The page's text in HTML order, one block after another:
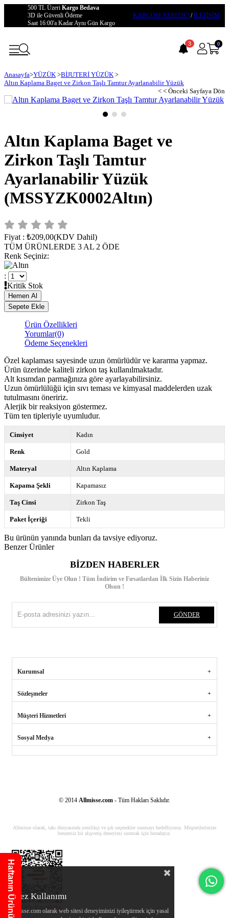
500 TL Üzeri Kargo Bedava
3D ile Güvenli Ödeme
Saat 16:00'a Kadar Aynı Gün Kargo
KARGOM NEREDE? /İLETİŞİM
3 0
Anasayfa>YÜZÜK >BİJUTERİ YÜZÜK >
Altın Kaplama Baget ve Zirkon Taşlı Tamtur Ayarlanabilir Yüzük
< < Önceki Sayfaya Dön
Altın Kaplama Baget ve
Zirkon Taşlı Tamtur
Ayarlanabilir Yüzük
(MSSYZK0002Altın)
Fiyat : ₺209,00(KDV Dahil)
TÜM ÜRÜNLERDE 3 AL 2 ÖDE
Renk Seçiniz:
:
Kritik Stok
Ürün Özellikleri
Yorumlar(0)
Ödeme Seçenekleri
Özel kaplaması sayesinde uzun ömürlüdür ve kararma yapmaz.
Ürün üzerinde kaliteli zirkon taş kullanılmaktadır.
Alt kısımdan parmağınıza göre ayarlayabilirsiniz.
Uzun ömürlülüğü için sıvı teması ve kimyasal maddelerden uzak
tutulmasını öneririz.
Alerjik bir reaksiyon göstermez.
Tüm ten tipleriyle uyumludur.
Cinsiyet Kadın
Renk Gold
Materyal Altın Kaplama
Kapama Şekli Kapamasız
Taş Cinsi Zirkon Taş
Paket İçeriği Tekli
Bu ürünün yanında bunları da tavsiye ediyoruz.
Benzer Ürünler
BIZDEN HABERLER
Bültenimize Üye Olun ! Tüm İndirim ve Fırsatlardan İlk Sizin Haberiniz
Olsun !
GÖNDER
Kurumsal
Sözleşmeler
Müşteri Hizmetleri
Sosyal Medya
© 2014 Allmisse.com - Tüm Hakları Saklıdır.
Allmisse olarak, takı dünyasında yenilikçi ve şık seçenekler sunmayı hedefliyoruz. Müşterilerimize
benzersiz bir alışveriş deneyimi sunmak için buradayız.
Haftanın Ürünü
Çerez Kullanımı
Allmisse.com olarak web sitesi deneyiminizi iyileştirmek için yasal